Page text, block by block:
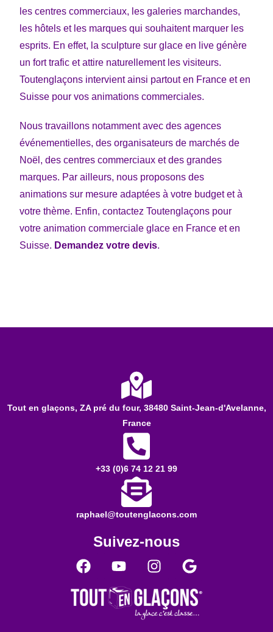
les centres commerciaux, les galeries marchandes,
les hôtels et les marques qui souhaitent marquer les
esprits. En effet, la sculpture sur glace en live génère
un fort trafic et attire naturellement les visiteurs.
Toutenglaçons intervient ainsi partout en France et en
Suisse pour vos animations commerciales.
Nous travaillons notamment avec des agences
événementielles, des organisateurs de marchés de
Noël, des centres commerciaux et des grandes
marques. Par ailleurs, nous proposons des
animations sur mesure adaptées à votre budget et à
votre thème. Enfin, contactez Toutenglaçons pour
votre animation commerciale glace en France et en
Suisse. Demandez votre devis.
Tout en glaçons, ZA pré du four, 38480 Saint-Jean-d'Avelanne,
France​
+33 (0)6 74 12 21 99
raphael@toutenglacons.com
Suivez-nous